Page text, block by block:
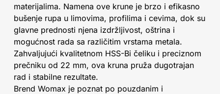
materijalima. Namena ove krune je brzo i efikasno
bušenje rupa u limovima, profilima i cevima, dok su
glavne prednosti njena izdržljivost, oštrina i
mogućnost rada sa različitim vrstama metala.
Zahvaljujući kvalitetnom HSS-Bi čeliku i preciznom
prečniku od 22 mm, ova kruna pruža dugotrajan
rad i stabilne rezultate.
Brend Womax je poznat po pouzdanim i